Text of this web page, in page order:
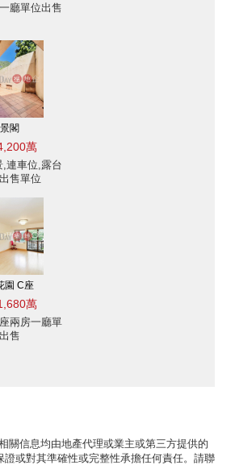
廳單位出售
閣
萬
,連車位,露台
售單位
園 C座
萬
兩房一廳單
售
關信息均由地產代理或業主或第三方提供的
證或對其準確性或完整性承擔任何責任。請聯